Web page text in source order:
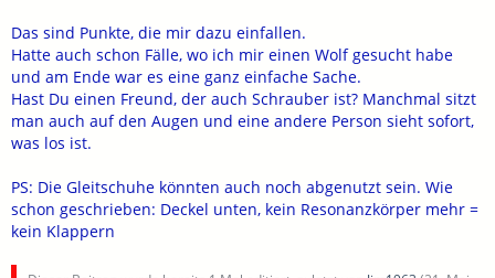
Das sind Punkte, die mir dazu einfallen.
Hatte auch schon Fälle, wo ich mir einen Wolf gesucht habe
und am Ende war es eine ganz einfache Sache.
Hast Du einen Freund, der auch Schrauber ist? Manchmal sitzt
man auch auf den Augen und eine andere Person sieht sofort,
was los ist.
PS: Die Gleitschuhe könnten auch noch abgenutzt sein. Wie
schon geschrieben: Deckel unten, kein Resonanzkörper mehr =
kein Klappern